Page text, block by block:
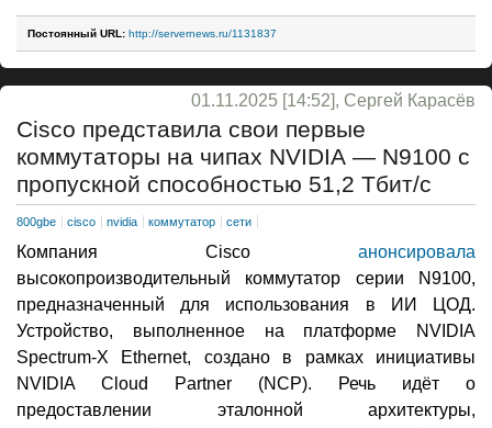
Постоянный URL: http://servernews.ru/1131837
01.11.2025 [14:52], Сергей Карасёв
Cisco представила свои первые
коммутаторы на чипах NVIDIA — N9100 с
пропускной способностью 51,2 Тбит/с
800gbe cisco nvidia коммутатор сети
Компания Cisco анонсировала
высокопроизводительный коммутатор серии N9100,
предназначенный для использования в ИИ ЦОД.
Устройство, выполненное на платформе NVIDIA
Spectrum-X Ethernet, создано в рамках инициативы
NVIDIA Cloud Partner (NCP). Речь идёт о
предоставлении эталонной архитектуры,